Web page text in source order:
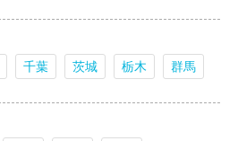
千葉 茨城 栃木 群馬